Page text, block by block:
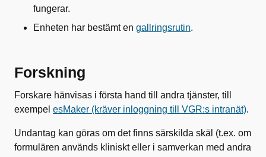
fungerar.
Enheten har bestämt en gallringsrutin.
Forskning
Forskare hänvisas i första hand till andra tjänster, till
exempel esMaker (kräver inloggning till VGR:s intranät).
Undantag kan göras om det finns särskilda skäl (t.ex. om
formulären används kliniskt eller i samverkan med andra